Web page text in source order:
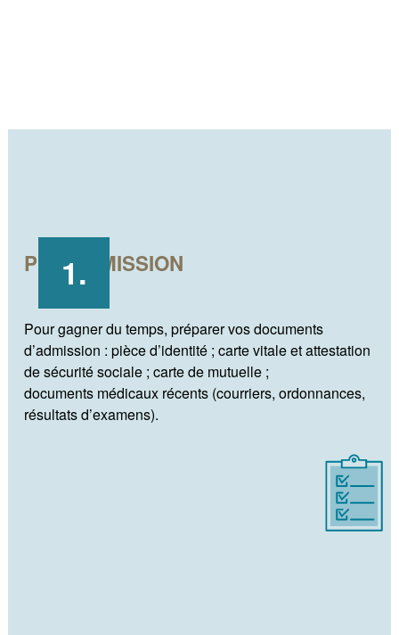
PRÉ-ADMISSION
Pour gagner du temps, préparer vos documents
d’admission : pièce d’identité ; carte vitale et attestation
de sécurité sociale ; carte de mutuelle ;
documents médicaux récents (courriers, ordonnances,
résultats d’examens).